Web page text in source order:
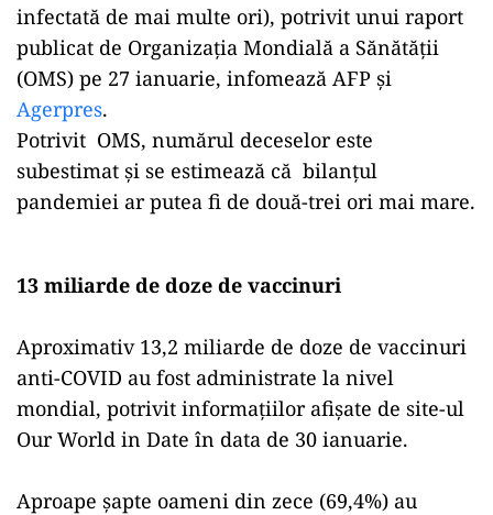
infectată de mai multe ori), potrivit unui raport
publicat de Organizaţia Mondială a Sănătăţii
(OMS) pe 27 ianuarie, infomează AFP și
Agerpres.
Potrivit OMS, numărul deceselor este
subestimat și se estimează că bilanţul
pandemiei ar putea fi de două-trei ori mai mare.
13 miliarde de doze de vaccinuri
Aproximativ 13,2 miliarde de doze de vaccinuri
anti-COVID au fost administrate la nivel
mondial, potrivit informaţiilor afişate de site-ul
Our World in Date în data de 30 ianuarie.
Aproape şapte oameni din zece (69,4%) au